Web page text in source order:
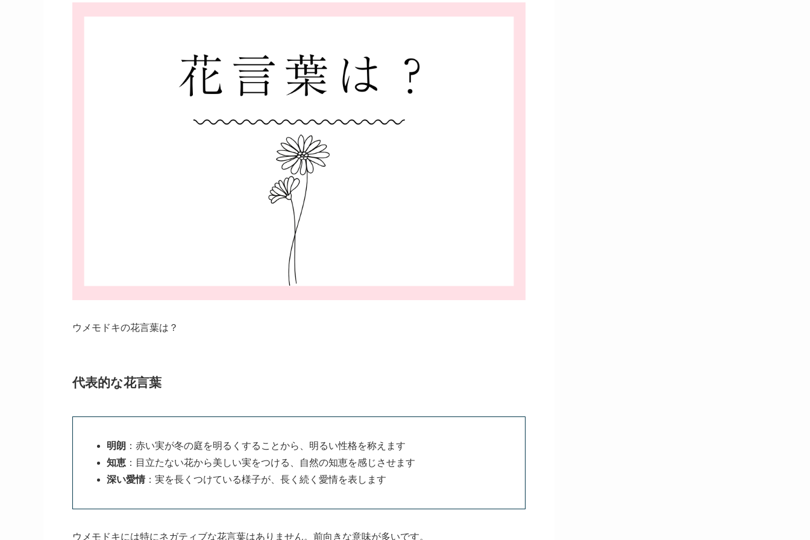
ウメモドキの花言葉は？
代表的な花言葉
明朗 ：赤い実が冬の庭を明るくすることから、明るい性格を称えます
知恵 ：目立たない花から美しい実をつける、自然の知恵を感じさせます
深い愛情：実を長くつけている様子が、長く続く愛情を表します
ウメモドキには特にネガティブな花言葉はありません。前向きな意味が多いです。